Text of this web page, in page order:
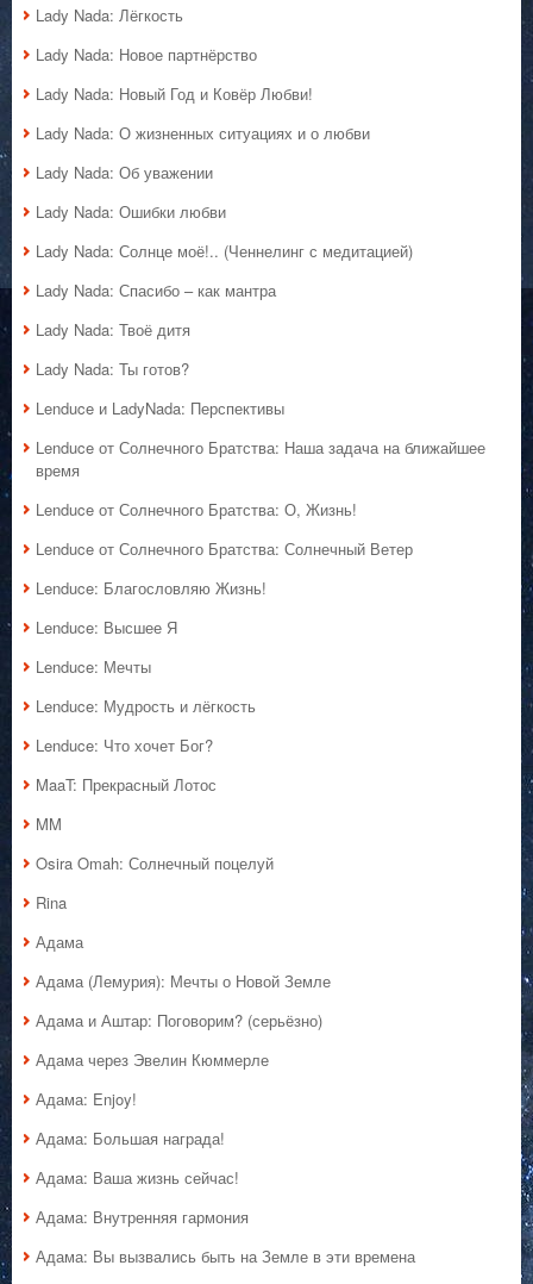
Lady Nada: Лёгкость
Lady Nada: Новое партнёрство
Lady Nada: Новый Год и Ковёр Любви!
Lady Nada: О жизненных ситуациях и о любви
Lady Nada: Об уважении
Lady Nada: Ошибки любви
Lady Nada: Солнце моё!.. (Ченнелинг с медитацией)
Lady Nada: Спасибо – как мантра
Lady Nada: Твоё дитя
Lady Nada: Ты готов?
Lenduce и LadyNada: Перспективы
Lenduce от Солнечного Братства: Наша задача на ближайшее
время
Lenduce от Солнечного Братства: О, Жизнь!
Lenduce от Солнечного Братства: Солнечный Ветер
Lenduce: Благословляю Жизнь!
Lenduce: Высшее Я
Lenduce: Мечты
Lenduce: Мудрость и лёгкость
Lenduce: Что хочет Бог?
MaaT: Прекрасный Лотос
MM
Osira Omah: Солнечный поцелуй
Rina
Адама
Адама (Лемурия): Мечты о Новой Земле
Адама и Аштар: Поговорим? (серьёзно)
Адама через Эвелин Кюммерле
Адама: Enjoy!
Адама: Большая награда!
Адама: Ваша жизнь сейчас!
Адама: Внутренняя гармония
Адама: Вы вызвались быть на Земле в эти времена